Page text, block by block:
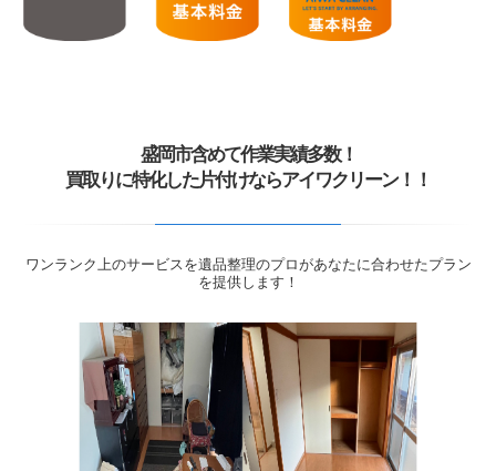
盛岡市含めて作業実績多数！
買取りに特化した片付けならアイワクリーン！！
ワンランク上のサービスを遺品整理のプロがあなたに合わせたプラン
を提供します！